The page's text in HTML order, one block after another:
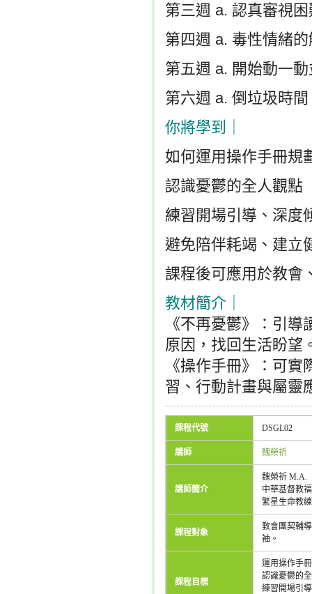
第三週 a. 認真審視
第四週 a. 毒性情緒
第五週 a. 開始動一
第六週 a. 倒垃圾時
你將學到｜
如何運用操作手冊規
認識憂鬱的全人觀點
練習開場引導、深度
避免陪伴耗竭、建立
課程後可應用於教會
教材簡介｜
《不再憂鬱》：引
原因，找回生活盼望
《操作手冊》：可
習、行動計畫與屬靈
課程代號 DSGL02
講師 魏榮祈
講師簡介
魏榮祈 M.A.
中華基督教
繁星生命教
課程對象
教會團契輔
袖。
課程目標
運用操作手
認識憂鬱的
練習開場引